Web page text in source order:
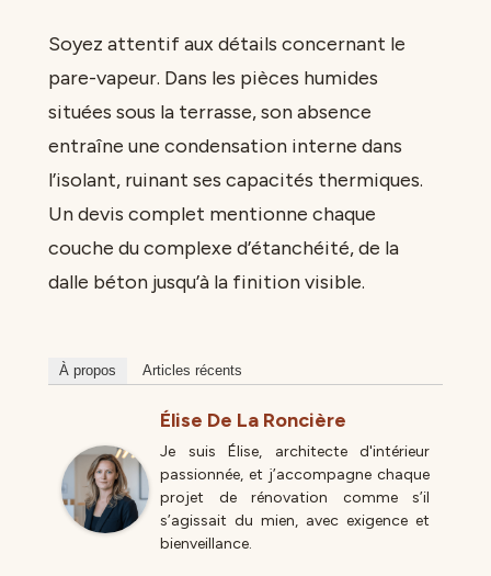
Soyez attentif aux détails concernant le
pare-vapeur. Dans les pièces humides
situées sous la terrasse, son absence
entraîne une condensation interne dans
l’isolant, ruinant ses capacités thermiques.
Un devis complet mentionne chaque
couche du complexe d’étanchéité, de la
dalle béton jusqu’à la finition visible.
À propos Articles récents
Élise De La Roncière
Je suis Élise, architecte d'intérieur
passionnée, et j’accompagne chaque
projet de rénovation comme s’il
s’agissait du mien, avec exigence et
bienveillance.